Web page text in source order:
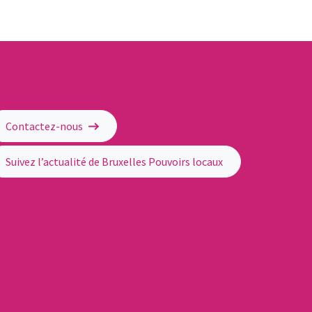
Contactez-nous
Suivez l’actualité de Bruxelles Pouvoirs locaux